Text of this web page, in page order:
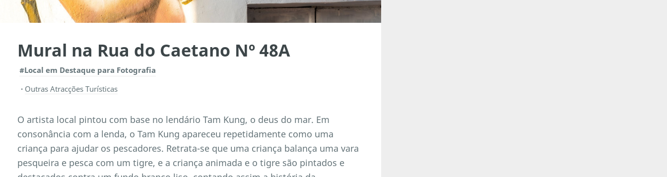
Mural na Rua do Caetano Nº 48A
#Local em Destaque para Fotografia
Outras Atracções Turísticas
O artista local pintou com base no lendário Tam Kung, o deus do mar. Em
consonância com a lenda, o Tam Kung apareceu repetidamente como uma
criança para ajudar os pescadores. Retrata-se que uma criança balança uma vara
pesqueira e pesca com um tigre, e a criança animada e o tigre são pintados e